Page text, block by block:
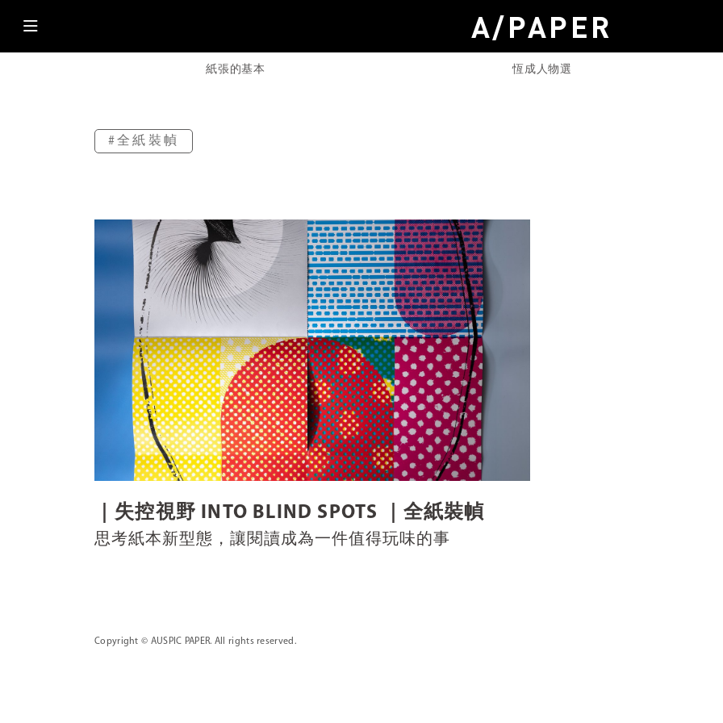
A/PAPER
紙張的基本 恆成人物選
#全紙裝幀
｜失控視野 INTO BLIND SPOTS ｜全紙裝幀
思考紙本新型態，讓閱讀成為一件值得玩味的事
Copyright © AUSPIC PAPER. All rights reserved.